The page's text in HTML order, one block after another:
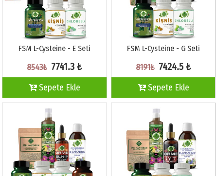
FSM L-Cysteine - E Seti
8543₺ 7741.3 ₺
Sepete Ekle
FSM L-Cysteine - G Seti
8191₺ 7424.5 ₺
Sepete Ekle